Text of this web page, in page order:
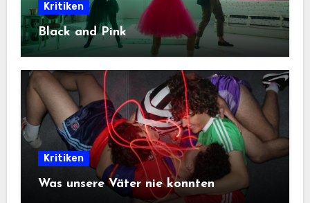
Kritiken
Black and Pink
Kritiken
Was unsere Väter nie konnten